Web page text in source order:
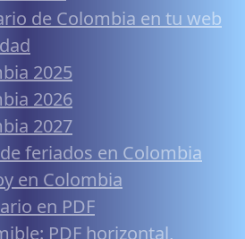
de Colombia en tu web
2025
2026
2027
feriados en Colombia
en Colombia
en PDF
PDF horizontal,